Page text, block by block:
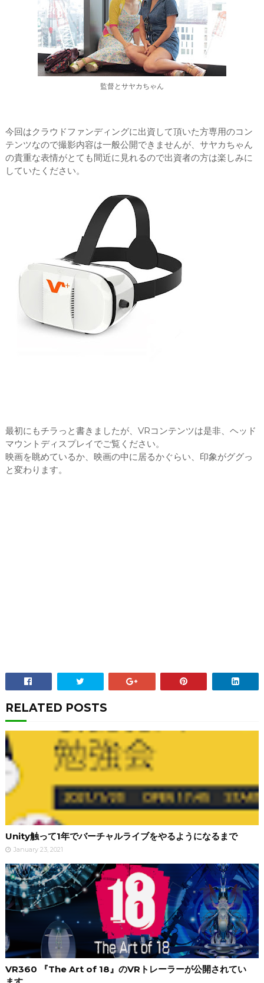
監督とサヤカちゃん
今回はクラウドファンディングに出資して頂いた方専用のコン
テンツなので撮影内容は一般公開できませんが、サヤカちゃん
の貴重な表情がとても間近に見れるので出資者の方は楽しみに
していたください。
最初にもチラっと書きましたが、VRコンテンツは是非、ヘッド
マウントディスプレイでご覧ください。
映画を眺めているか、映画の中に居るかぐらい、印象がググっ
と変わります。
RELATED POSTS
Unity触って1年でバーチャルライブをやるようになるまで
January 23, 2021
VR360 『The Art of 18』のVRトレーラーが公開されてい